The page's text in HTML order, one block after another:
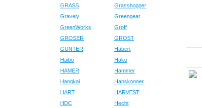
GRASS
Grasshopper
Gravely
Greengear
GreenWorks
Groff
GROSER
GROST
GUNTER
Habert
Haibo
Hako
HAMER
Hammer
Hangkai
Hanskonner
HART
HARVEST
HDC
Hecht